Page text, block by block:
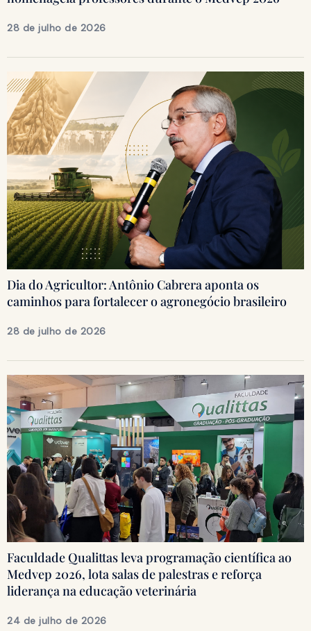
28 de julho de 2026
Dia do Agricultor: Antônio Cabrera aponta os
caminhos para fortalecer o agronegócio brasileiro
28 de julho de 2026
Faculdade Qualittas leva programação científica ao
Medvep 2026, lota salas de palestras e reforça
liderança na educação veterinária
24 de julho de 2026